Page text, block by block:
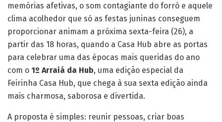
memórias afetivas, o som contagiante do forró e aquele
clima acolhedor que só as festas juninas conseguem
proporcionar animam a próxima sexta-feira (26), a
partir das 18 horas, quando a Casa Hub abre as portas
para celebrar uma das épocas mais queridas do ano
com o 1º Arraiá da Hub, uma edição especial da
Feirinha Casa Hub, que chega à sua sexta edição ainda
mais charmosa, saborosa e divertida.
A proposta é simples: reunir pessoas, criar boas